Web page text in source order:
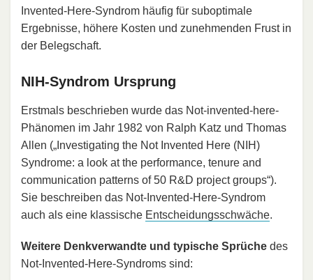
Invented-Here-Syndrom häufig für suboptimale
Ergebnisse, höhere Kosten und zunehmenden Frust in
der Belegschaft.
NIH-Syndrom Ursprung
Erstmals beschrieben wurde das Not-invented-here-
Phänomen im Jahr 1982 von Ralph Katz und Thomas
Allen („Investigating the Not Invented Here (NIH)
Syndrome: a look at the performance, tenure and
communication patterns of 50 R&D project groups“).
Sie beschreiben das Not-Invented-Here-Syndrom
auch als eine klassische Entscheidungsschwäche.
Weitere Denkverwandte und typische Sprüche des
Not-Invented-Here-Syndroms sind: